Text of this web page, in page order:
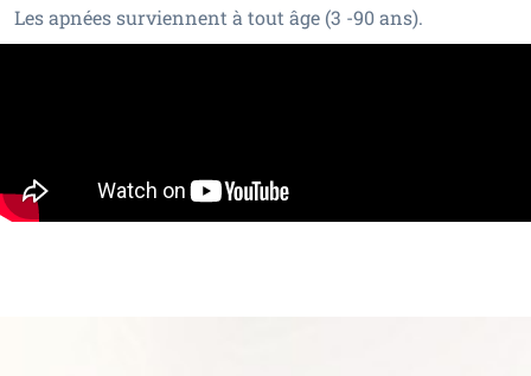
Les apnées surviennent à tout âge (3 -90 ans).